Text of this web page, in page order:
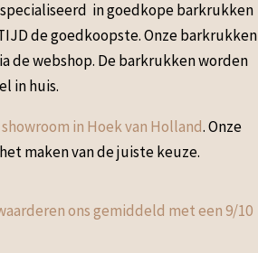
in goedkope barkrukken
de goedkoopste. Onze barkrukken
de webshop. De barkrukken worden
in huis.
showroom in Hoek van Holland. Onze
maken van de juiste keuze.
ons gemiddeld met een9/10